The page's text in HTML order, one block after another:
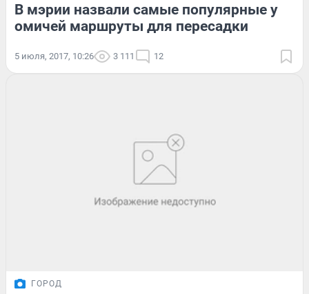
В мэрии назвали самые популярные у
омичей маршруты для пересадки
5 июля, 2017, 10:26 3 111 12
ГОРОД